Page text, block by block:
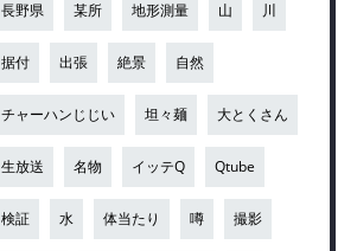
長野県 某所 地形測量 山 川
据付 出張 絶景 自然
チャーハンじじい 坦々麺 大とくさん
生放送 名物 イッテQ Qtube
検証 水 体当たり 噂 撮影